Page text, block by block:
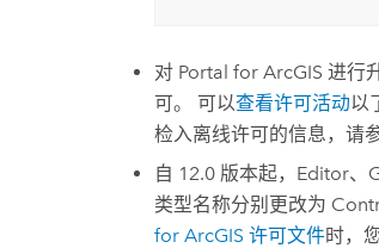
对 Portal for ArcGIS 进行
可。 可以查看许可活动以
检入离线许可的信息，请
自 12.0版本起，Editor、
类型名称分别更改为
for ArcGIS 许可文件时，